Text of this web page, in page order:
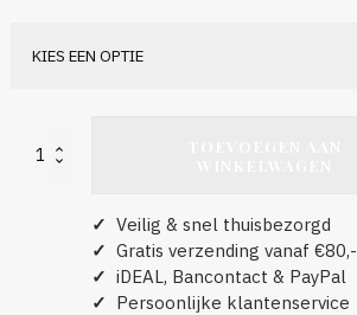
Nowtex
Lotte
✓ Veilig & snel thuisbezorgd
✓ Gratis verzending vanaf €80,-
✓ iDEAL, Bancontact & PayPal
✓ Persoonlijke klantenservice